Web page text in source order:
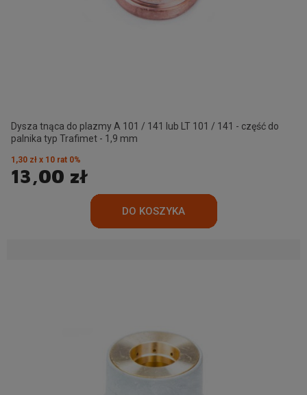
Dysza tnąca do plazmy A 101 / 141 lub LT 101 / 141 - część do
palnika typ Trafimet - 1,9 mm
13,00 zł
1,30 zł x 10 rat 0%